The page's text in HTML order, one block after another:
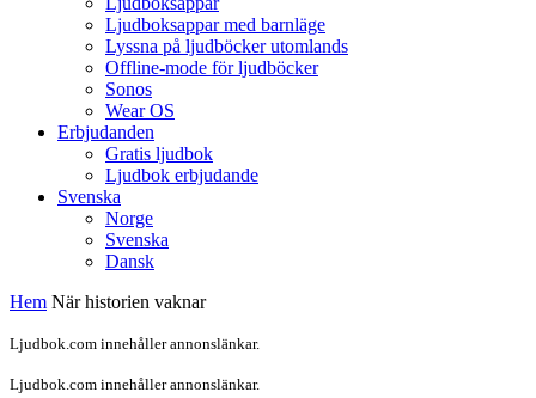
Ljudboksappar med barnläge
Lyssna på ljudböcker utomlands
Offline-mode för ljudböcker
Sonos
Wear OS
Erbjudanden
Gratis ljudbok
Ljudbok erbjudande
Svenska
Norge
Svenska
Dansk
Hem När historien vaknar
Ljudbok.com innehåller annonslänkar.
Ljudbok.com innehåller annonslänkar.